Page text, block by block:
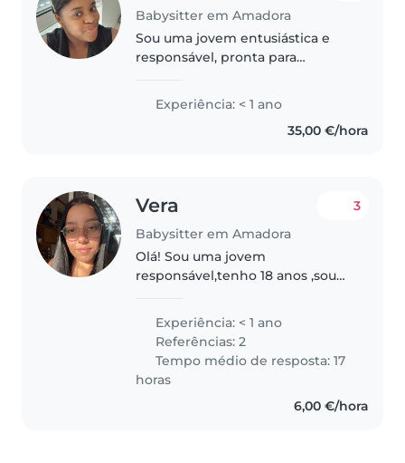
Babysitter em Amadora
Sou uma jovem entusiástica e
responsável, pronta para
divertidos às crianças. Tenho
experiência com crianças em
idade pré-escolar, jardim de
Experiência: < 1 ano
35,00 €/hora
Vera
Babysitter em Amadora
3
Olá! Sou uma jovem
responsável,tenho 18 anos ,sou
formação na área de Apoio
Psicossocial. Já estagiei com
crianças e jovens dos 6 aos 21
anos, o que..
Experiência: < 1 ano
Referências: 2
Tempo médio de resposta: 17
horas
6,00 €/hora